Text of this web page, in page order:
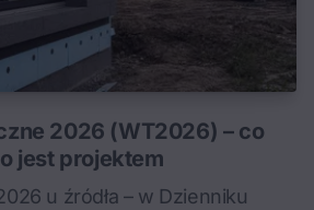
2026 (WT2026) – co
jest projektem
u źródła – w Dzienniku